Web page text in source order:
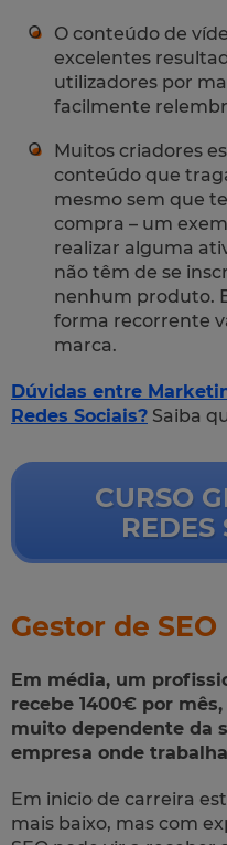
O conteúdo de
excelentes
utilizadores por
facilmente
Muitos criadores
conteúdo que
mesmo sem que
compra – um
realizar alguma
não têm de se
nenhum produto.
forma recorrente
marca.
Dúvidas entre
Redes Sociais? Saiba
CURSO
REDES
Gestor de SEO
Em média, um
recebe 1400€ por
muito dependente da
empresa onde
Em inicio de carreira
mais baixo, mas com